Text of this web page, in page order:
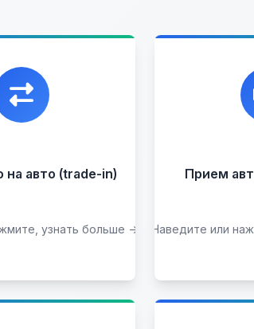
на авто (trade-in)
узнать больше →
возможность
автомобиль с
подобрав вам
вариант.
авто
Прием
Наведите или